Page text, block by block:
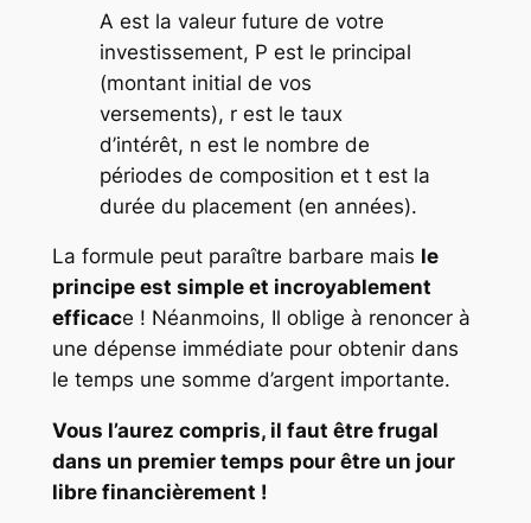
A est la valeur future de votre
investissement, P est le principal
(montant initial de vos
versements), r est le taux
d’intérêt, n est le nombre de
périodes de composition et t est la
durée du placement (en années).
La formule peut paraître barbare mais le
principe est simple et incroyablement
efficace ! Néanmoins, Il oblige à renoncer à
une dépense immédiate pour obtenir dans
le temps une somme d’argent importante.
Vous l’aurez compris, il faut être frugal
dans un premier temps pour être un jour
libre financièrement !